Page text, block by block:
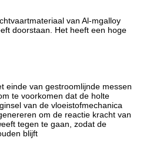
van Al-mgalloy
doorstaan. Het heeft een hoge
einde van gestroomlijnde messen
te voorkomen dat de holte
van de vloeistofmechanica
om de reactie kracht van
tegen te gaan, zodat de
blijft